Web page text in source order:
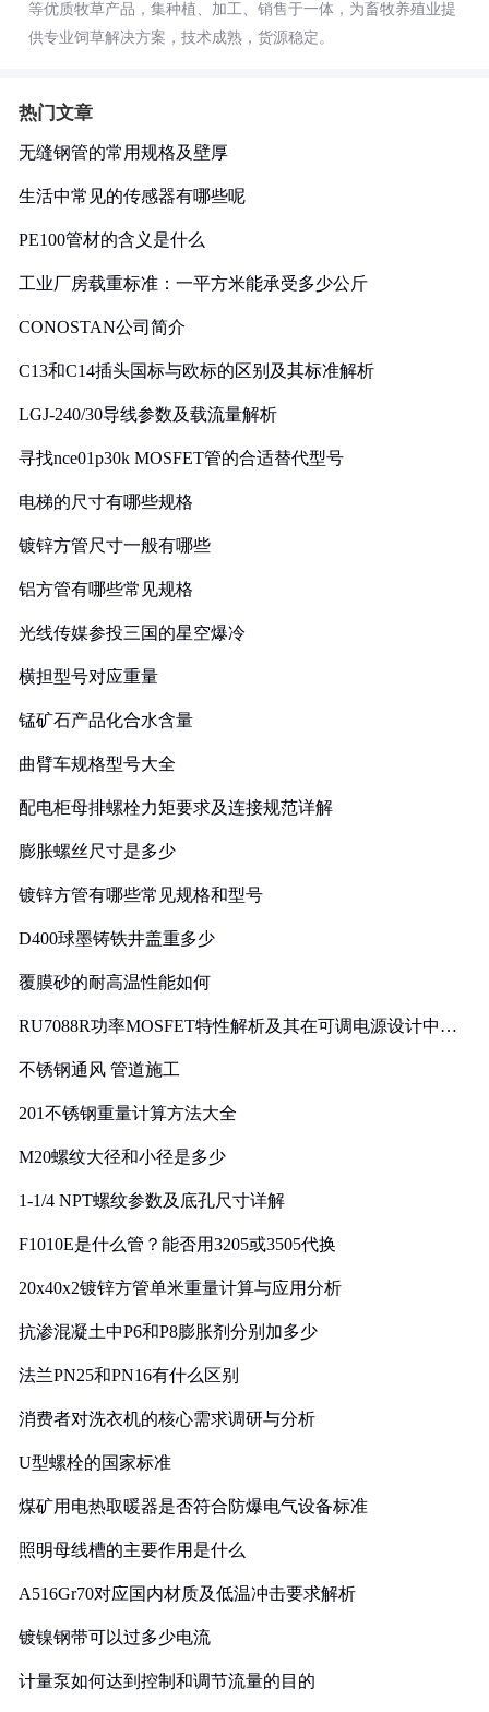
等优质牧草产品，集种植、加工、销售于一体，为畜牧养殖业提
供专业饲草解决方案，技术成熟，货源稳定。
热门文章
无缝钢管的常用规格及壁厚
生活中常见的传感器有哪些呢
PE100管材的含义是什么
工业厂房载重标准：一平方米能承受多少公斤
CONOSTAN公司简介
C13和C14插头国标与欧标的区别及其标准解析
LGJ-240/30导线参数及载流量解析
寻找nce01p30k MOSFET管的合适替代型号
电梯的尺寸有哪些规格
镀锌方管尺寸一般有哪些
铝方管有哪些常见规格
光线传媒参投三国的星空爆冷
横担型号对应重量
锰矿石产品化合水含量
曲臂车规格型号大全
配电柜母排螺栓力矩要求及连接规范详解
膨胀螺丝尺寸是多少
镀锌方管有哪些常见规格和型号
D400球墨铸铁井盖重多少
覆膜砂的耐高温性能如何
RU7088R功率MOSFET特性解析及其在可调电源设计中的
不锈钢通风 管道施工
201不锈钢重量计算方法大全
M20螺纹大径和小径是多少
1-1/4 NPT螺纹参数及底孔尺寸详解
F1010E是什么管？能否用3205或3505代换
20x40x2镀锌方管单米重量计算与应用分析
抗渗混凝土中P6和P8膨胀剂分别加多少
法兰PN25和PN16有什么区别
消费者对洗衣机的核心需求调研与分析
U型螺栓的国家标准
煤矿用电热取暖器是否符合防爆电气设备标准
照明母线槽的主要作用是什么
A516Gr70对应国内材质及低温冲击要求解析
镀镍钢带可以过多少电流
计量泵如何达到控制和调节流量的目的